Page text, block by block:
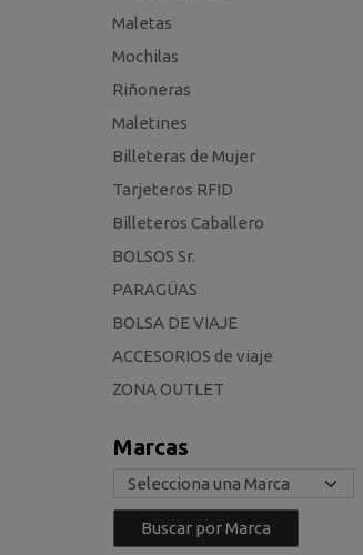
Maletas
Mochilas
Riñoneras
Maletines
Billeteras de Mujer
Tarjeteros RFID
Billeteros Caballero
BOLSOS Sr.
PARAGÜAS
BOLSA DE VIAJE
ACCESORIOS de viaje
ZONA OUTLET
Marcas